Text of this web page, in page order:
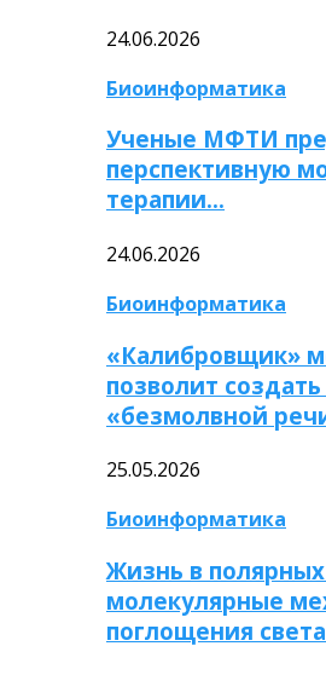
24.06.2026
Биоинформатика
Ученые МФТИ
перспективную
терапии…
24.06.2026
Биоинформатика
«Калибровщик»
позволит
«безмолвной
25.05.2026
Биоинформатика
Жизнь в
молекулярные
поглощения